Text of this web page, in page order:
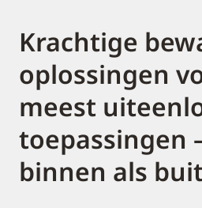
Krachtige
oplossingen
meest
toepassingen
binnen als